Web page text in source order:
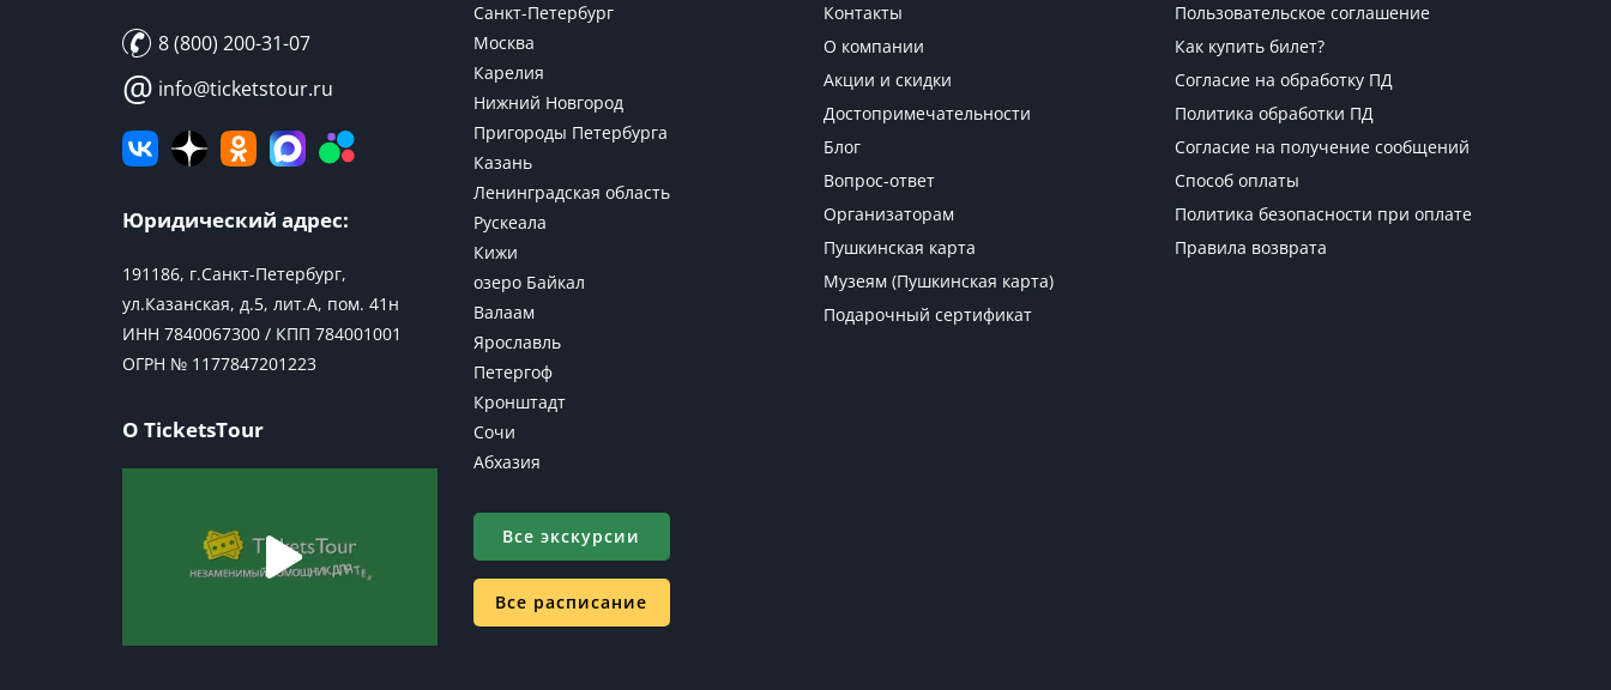
8 (800) 200-31-07
@ info@ticketstour.ru
Юридический адрес:
191186, г.Санкт-Петербург,
ул.Казанская, д.5, лит.А, пом. 41н
ИНН 7840067300 / КПП 784001001
ОГРН № 1177847201223
О TicketsTour
Санкт-Петербург
Москва
Карелия
Нижний Новгород
Пригороды Петербурга
Казань
Ленинградская область
Рускеала
Кижи
озеро Байкал
Валаам
Ярославль
Петергоф
Кронштадт
Сочи
Абхазия
Все экскурсии
Все расписание
Контакты
О компании
Акции и скидки
Достопримечательности
Блог
Вопрос-ответ
Организаторам
Пушкинская карта
Музеям (Пушкинская карта)
Подарочный сертификат
Пользовательское соглашение
Как купить билет?
Согласие на обработку ПД
Политика обработки ПД
Согласие на получение сообщений
Способ оплаты
Политика безопасности при оплате
Правила возврата